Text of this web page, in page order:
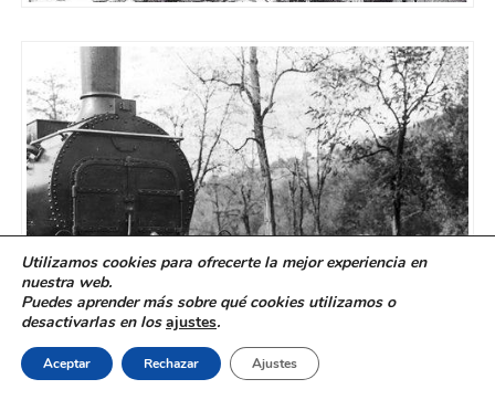
Utilizamos cookies para ofrecerte la mejor experiencia en
nuestra web.
Puedes aprender más sobre qué cookies utilizamos o
desactivarlas en losajustes.
Aceptar Rechazar Ajustes